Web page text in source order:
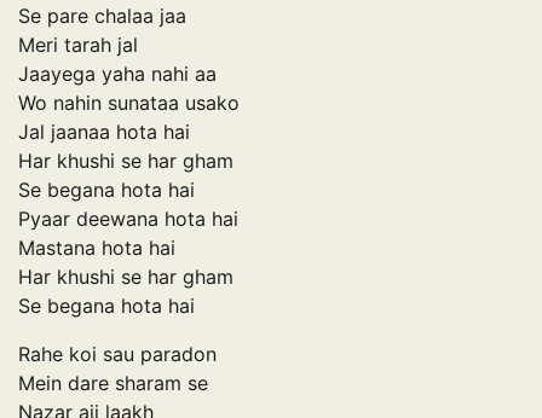
Se pare chalaa jaa
Meri tarah jal
Jaayega yaha nahi aa
Wo nahin sunataa usako
Jal jaanaa hota hai
Har khushi se har gham
Se begana hota hai
Pyaar deewana hota hai
Mastana hota hai
Har khushi se har gham
Se begana hota hai
Rahe koi sau paradon
Mein dare sharam se
Nazar aji laakh